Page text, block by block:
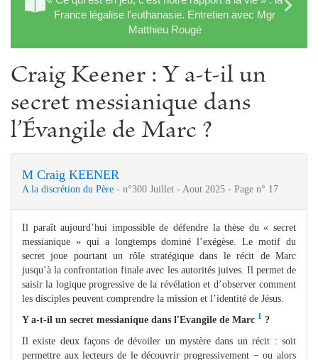
France légalise l'euthanasie. Entretien avec Mgr
Matthieu Rougé
Craig Keener : Y a-t-il un
secret messianique dans
l’Évangile de Marc ?
M Craig KEENER
A la discrétion du Père - n°300 Juillet - Aout 2025 - Page n° 17
Il paraît aujourd’hui impossible de défendre la thèse du « secret
messianique » qui a longtemps dominé l’exégèse. Le motif du
secret joue pourtant un rôle stratégique dans le récit de Marc
jusqu’à la confrontation finale avec les autorités juives. Il permet de
saisir la logique progressive de la révélation et d’observer comment
les disciples peuvent comprendre la mission et l’identité de Jésus.
Y a-t-il un secret messianique dans l'Evangile de Marc 1 ?
Il existe deux façons de dévoiler un mystère dans un récit : soit
permettre aux lecteurs de le découvrir progressivement − ou alors